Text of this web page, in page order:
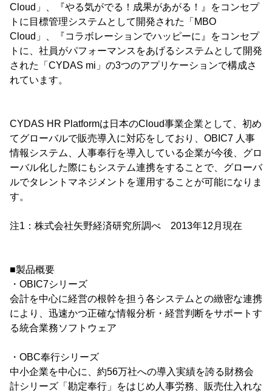
Cloud」、『やる気がでる！成果があがる！』をコンセプ
トに目標管理システムとして開発された「MBO
Cloud」、『コラボレーションでハッピーに』をコンセプ
トに、社員がパフォーマンスをあげるシステムとして開発
された「CYDAS mi」の3つのアプリケーションで構成さ
れています。
CYDAS HR Platformは日本のCloud事業企業として、初め
てグローバルで販売導入に対応をしており、OBIC7 人事
情報システム、人事奉行を導入している企業が今後、グロ
ーバル化した際にもシステム連携をすることで、グローバ
ルでタレントマネジメントを運用することが可能になりま
す。
注1：株式会社矢野経済研究所調べ 2013年12月現在
■製品概要
・OBIC7シリーズ
会計を中心に経営の根幹を担う各システムとの緻密な連携
により、迅速かつ正確な情報分析・経営判断をサポートす
る統合業務ソフトウェア
・OBC奉行シリーズ
中小企業を中心に、約56万社への導入実績を誇る財務会
計シリーズ「勘定奉行」をはじめ人事労務、販売仕入れな